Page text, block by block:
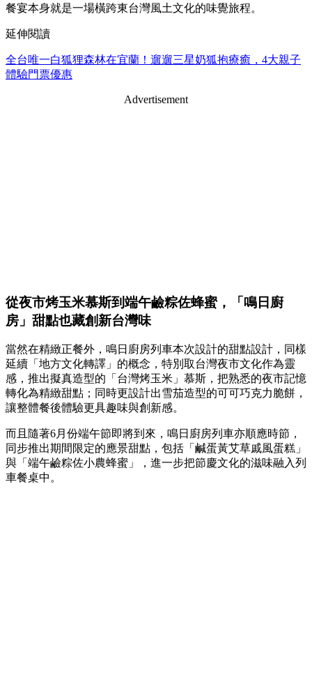
餐宴本身就是一場橫跨東台灣風土文化的味覺旅程。
延伸閱讀
全台唯一白狐狸森林在宜蘭！遛遛三星奶狐抱療癒，4大親子
體驗門票優惠
Advertisement
從夜市烤玉米慕斯到端午鹼粽佐蜂蜜，「鳴日廚
房」甜點也藏創新台灣味
當然在精緻正餐外，鳴日廚房列車本次設計的甜點設計，同樣
延續「地方文化轉譯」的概念，特別取台灣夜市文化作為靈
感，推出擬真造型的「台灣烤玉米」慕斯，把熟悉的夜市記憶
轉化為精緻甜點；同時更設計出雪茄造型的可可巧克力脆餅，
讓整體餐後體驗更具趣味與創新感。
而且隨著6月份端午節即將到來，鳴日廚房列車亦順應時節，
同步推出期間限定的應景甜點，包括「鹹蛋黃艾草戚風蛋糕」
與「端午鹼粽佐小農蜂蜜」，進一步把節慶文化的滋味融入列
車餐桌中。